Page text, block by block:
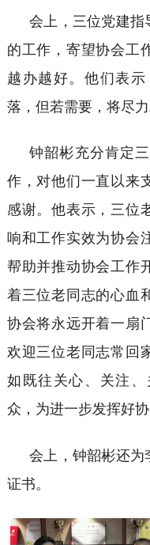
会上，三位党建指
的工作，寄望协会工
越办越好。他们表
落，但若需要，将尽
钟韶彬充分肯定
作，对他们一直以来
感谢。他表示，三位
响和工作实效为协会
帮助并推动协会工作
着三位老同志的心血
协会将永远开着一扇
欢迎三位老同志常回
如既往关心、关注
众，为进一步发挥好
会上，钟韶彬还为
证书。